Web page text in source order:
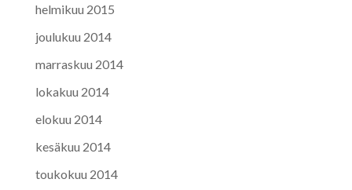
helmikuu 2015
joulukuu 2014
marraskuu 2014
lokakuu 2014
elokuu 2014
kesäkuu 2014
toukokuu 2014